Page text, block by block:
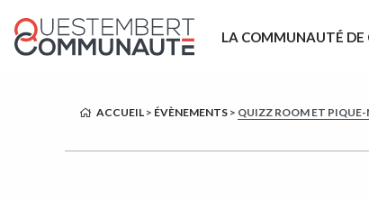
LA COMMUNAUTÉ DE
ACCUEIL > ÉVÈNEMENTS > QUIZZ ROOM ET PIQUE-